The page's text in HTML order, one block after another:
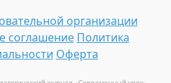
организации
соглашение Политика
Оферта